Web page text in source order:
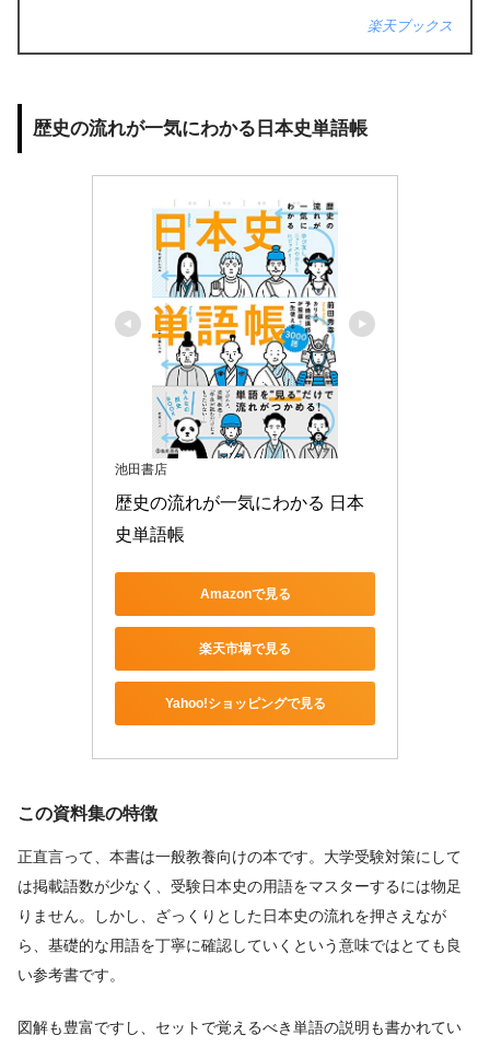
楽天ブックス
歴史の流れが一気にわかる日本史単語帳
池田書店
歴史の流れが一気にわかる 日本
史単語帳
Amazonで見る
楽天市場で見る
Yahoo!ショッピングで見る
この資料集の特徴
正直言って、本書は一般教養向けの本です。大学受験対策にして
は掲載語数が少なく、受験日本史の用語をマスターするには物足
りません。しかし、ざっくりとした日本史の流れを押さえなが
ら、基礎的な用語を丁寧に確認していくという意味ではとても良
い参考書です。
図解も豊富ですし、セットで覚えるべき単語の説明も書かれてい